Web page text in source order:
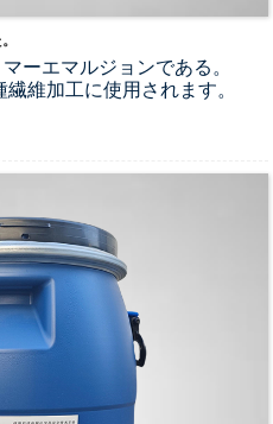
ーエマルジョンである。
維加工に使用されます。
ト溶剤と互換性がありま